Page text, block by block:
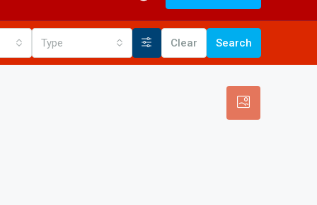
Type Clear Search